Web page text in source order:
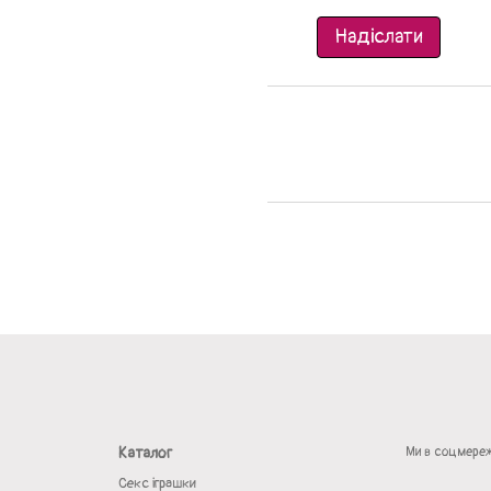
Надіслати
Каталог
Секс іграшки
Ми в